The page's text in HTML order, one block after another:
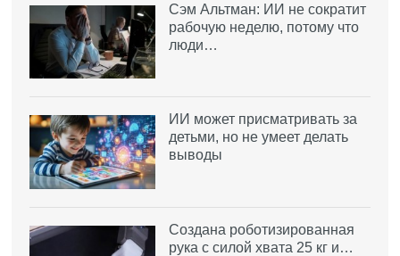
Сэм Альтман: ИИ не сократит
рабочую неделю, потому что
люди…
ИИ может присматривать за
детьми, но не умеет делать
выводы
Создана роботизированная
рука с силой хвата 25 кг и…